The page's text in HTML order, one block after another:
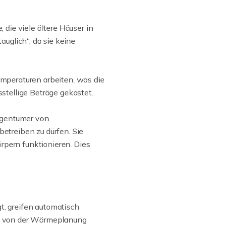
die viele ältere Häuser in
da sie keine
arbeiten, was die
Beträge gekostet.
von
zu dürfen. Sie
funktionieren. Dies
greifen automatisch
der Wärmeplanung